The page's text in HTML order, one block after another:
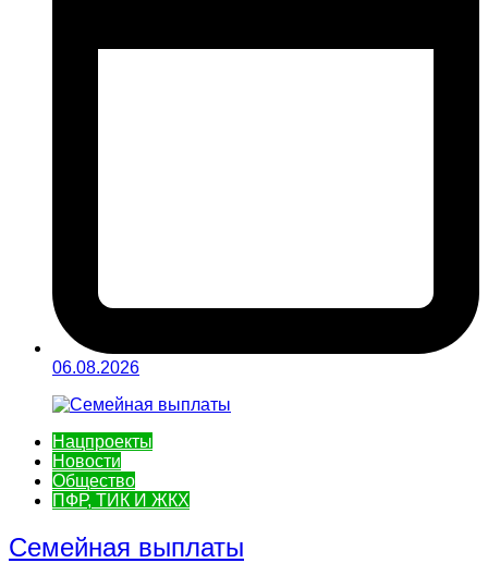
06.08.2026
Нацпроекты
Новости
Общество
ПФР, ТИК И ЖКХ
Семейная выплаты